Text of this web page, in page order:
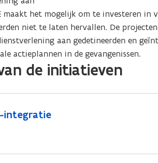
maakt het mogelijk om te investeren
niet te laten hervallen. De
aan gedetineerden en
actieplannen in de gevangenissen.
de initiatieven
integratie